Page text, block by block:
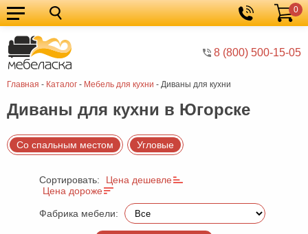
8 (800) 500-15-05
Корзина
0
Главная - Каталог - Мебель для кухни - Диваны для кухни
Кухонные
гарнитуры
Мебель
для
кухни
Мебель
для
спальни
Кровати
Шкафы
Диваны
мебель
Детская
мебель
Мебель
Диваны для кухни в Югорске
Со спальным местом Угловые
Сортировать:
Цена дешевле
Цена дороже
Фабрика мебели: